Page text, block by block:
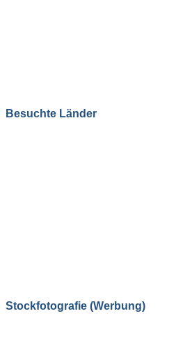
Besuchte Länder
Stockfotografie (Werbung)